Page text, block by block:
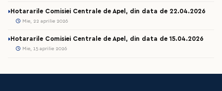
Hotararile Comisiei Centrale de Apel, din data de 22.04.2026
Mie, 22 aprilie 2026
Hotararile Comisiei Centrale de Apel, din data de 15.04.2026
Mie, 15 aprilie 2026